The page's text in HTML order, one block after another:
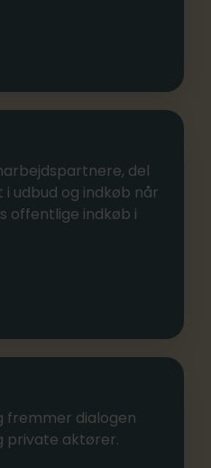
del
i udbud og indkøb når
offentlige indkøb i
fremmer dialogen
private aktører.